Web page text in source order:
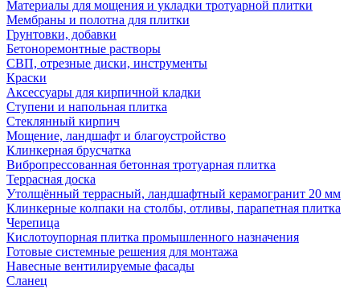
Материалы для мощения и укладки тротуарной плитки
Мембраны и полотна для плитки
Грунтовки, добавки
Бетоноремонтные растворы
СВП, отрезные диски, инструменты
Краски
Аксессуары для кирпичной кладки
Ступени и напольная плитка
Cтеклянный кирпич
Мощение, ландшафт и благоустройство
Клинкерная брусчатка
Вибропрессованная бетонная тротуарная плитка
Террасная доска
Утолщённый террасный, ландшафтный керамогранит 20 мм
Клинкерные колпаки на столбы, отливы, парапетная плитка
Черепица
Кислотоупорная плитка промышленного назначения
Готовые системные решения для монтажа
Навесные вентилируемые фасады
Сланец